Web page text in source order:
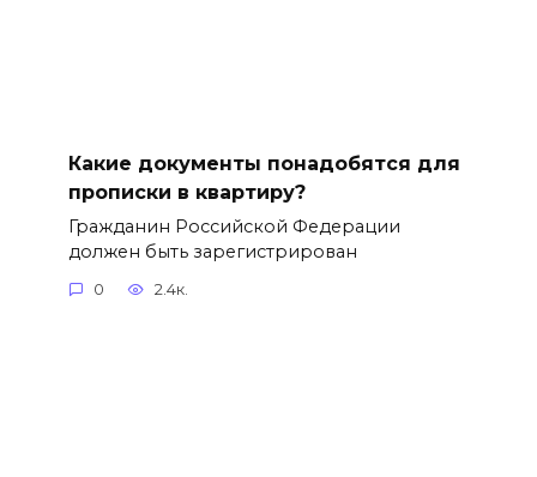
Какие документы понадобятся для
прописки в квартиру?
Гражданин Российской Федерации
должен быть зарегистрирован
0 2.4к.